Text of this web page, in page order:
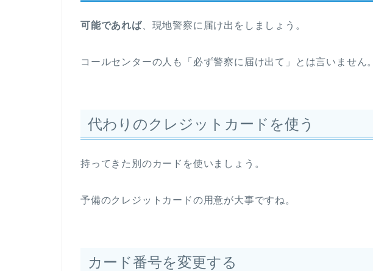
可能であれば、現地警察に届け出をしましょう。
コールセンターの人も「必ず警察に届け出て」とは言いません。
代わりのクレジットカードを使う
持ってきた別のカードを使いましょう。
予備のクレジットカードの用意が大事ですね。
カード番号を変更する